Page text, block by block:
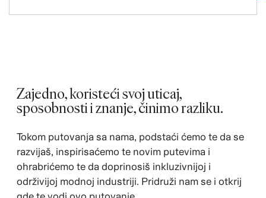
Zajedno, koristeći svoj uticaj,
sposobnosti i znanje, činimo razliku.
Tokom putovanja sa nama, podstaći ćemo te da se
razvijaš, inspirisaćemo te novim putevima i
ohrabrićemo te da doprinosiš inkluzivnijoj i
održivijoj modnoj industriji. Pridruži nam se i otkrij